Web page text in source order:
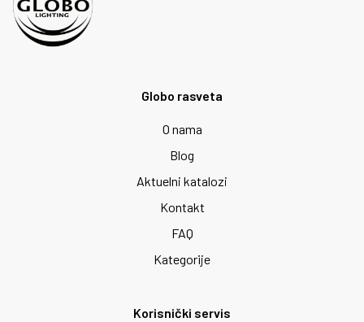
Globo rasveta
O nama
Blog
Aktuelni katalozi
Kontakt
FAQ
Kategorije
Korisnički servis